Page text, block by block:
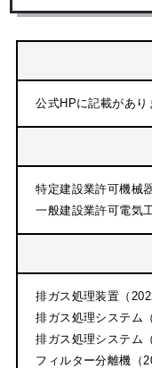
公式HPに記載があり
特定建設業許可機械
一般建設業許可電気
排ガス処理装置（
排ガス処理システム
排ガス処理システム
フィルター分離機（